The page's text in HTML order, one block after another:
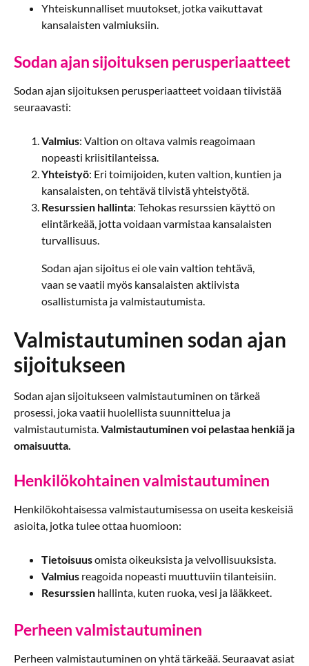
Yhteiskunnalliset muutokset, jotka vaikuttavat
kansalaisten valmiuksiin.
Sodan ajan sijoituksen perusperiaatteet
Sodan ajan sijoituksen perusperiaatteet voidaan tiivistää
seuraavasti:
Valmius: Valtion on oltava valmis reagoimaan
nopeasti kriisitilanteissa.
Yhteistyö: Eri toimijoiden, kuten valtion, kuntien ja
kansalaisten, on tehtävä tiivistä yhteistyötä.
Resurssien hallinta: Tehokas resurssien käyttö on
elintärkeää, jotta voidaan varmistaa kansalaisten
turvallisuus.
Sodan ajan sijoitus ei ole vain valtion tehtävä,
vaan se vaatii myös kansalaisten aktiivista
osallistumista ja valmistautumista.
Valmistautuminen sodan ajan
sijoitukseen
Sodan ajan sijoitukseen valmistautuminen on tärkeä
prosessi, joka vaatii huolellista suunnittelua ja
valmistautumista.Valmistautuminen voi pelastaa henkiä ja
omaisuutta.
Henkilökohtainen valmistautuminen
Henkilökohtaisessa valmistautumisessa on useita keskeisiä
asioita, jotka tulee ottaa huomioon:
Tietoisuusomista oikeuksista ja velvollisuuksista.
Valmius reagoida nopeasti muuttuviin tilanteisiin.
Resurssien hallinta, kuten ruoka, vesi ja lääkkeet.
Perheen valmistautuminen
Perheen valmistautuminen on yhtä tärkeää. Seuraavat asiat